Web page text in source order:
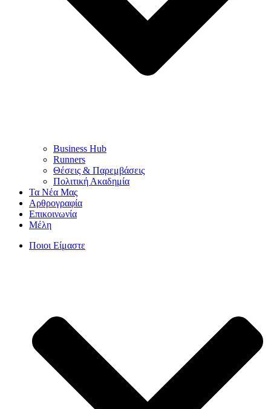
Business Hub
Runners
Θέσεις & Παρεμβάσεις
Πολιτική Ακαδημία
Τα Νέα Μας
Αρθρογραφία
Επικοινωνία
Μέλη
Ποιοι Είμαστε